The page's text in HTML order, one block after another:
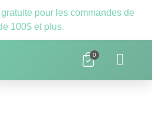
pour les commandes de
100$ et plus.
0